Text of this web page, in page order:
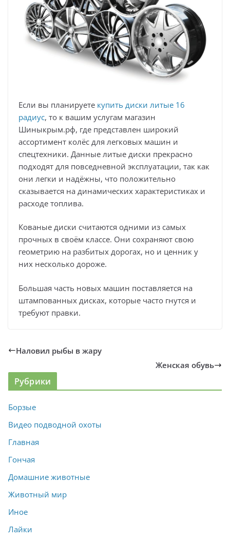
Если вы планируете купить диски литые 16
радиус, то к вашим услугам магазин
Шиныкрым.рф, где представлен широкий
ассортимент колёс для легковых машин и
спецтехники. Данные литые диски прекрасно
подходят для повседневной эксплуатации, так как
они легки и надёжны, что положительно
сказывается на динамических характеристиках и
расходе топлива.
Кованые диски считаются одними из самых
прочных в своём классе. Они сохраняют свою
геометрию на разбитых дорогах, но и ценник у
них несколько дороже.
Большая часть новых машин поставляется на
штампованных дисках, которые часто гнутся и
требуют правки.
Наловил рыбы в жару
Женская обувь
Рубрики
Борзые
Видео подводной охоты
Главная
Гончая
Домашние животные
Животный мир
Иное
Лайки